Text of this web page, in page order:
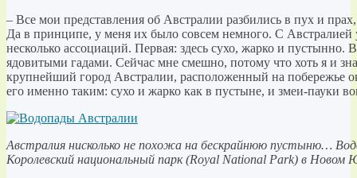
– Все мои представления об Австралии разбились в пух и
Да в принципе, у меня их было совсем немного. С Австралией
несколько ассоциаций. Первая: здесь сухо, жарко и пустынно.
ядовитыми гадами. Сейчас мне смешно, потому что хоть я и
крупнейший город Австралии, расположенный на побережье
его именно таким: сухо и жарко как в пустыне, и змеи-пауки
Австралия нисколько не похожа на бескрайнюю пустыню…
Королевский национальный парк (Royal National Park) в